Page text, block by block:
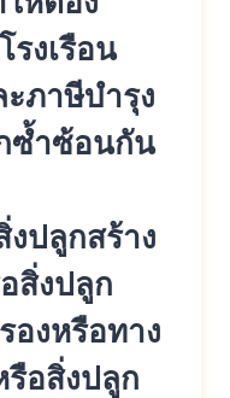
รงเรือน
ภาษีบำรุง
ซ้ำซ้อนกัน
ปลูกสร้าง
สิ่งปลูก
องหรือทาง
อสิ่งปลูก